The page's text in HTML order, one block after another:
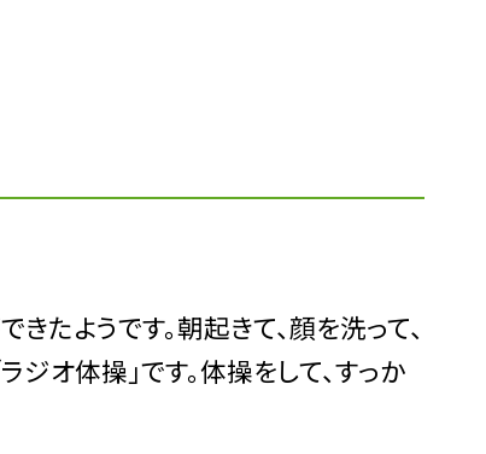
たようです。朝起きて、顔を洗って、
オ体操」です。体操をして、すっか